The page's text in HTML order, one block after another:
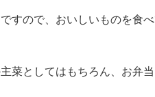
すので、おいしいものを食
菜としてはもちろん、お弁